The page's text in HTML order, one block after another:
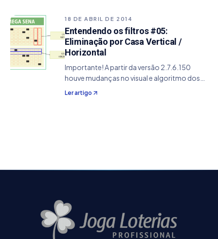
18 DE ABRIL DE 2014
Entendendo os filtros #05:
Eliminação por Casa Vertical /
Horizontal
Importante! A partir da versão 2.7.6.150
houve mudanças no visual e algoritmo dos
filtros. O conceito deste filtro permanece,
porém para entender a nova estrutura de uso
Ler artigo